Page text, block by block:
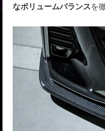
なボリュームバランスを